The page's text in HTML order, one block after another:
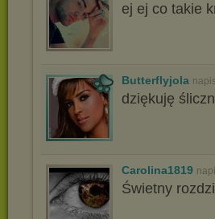
ej ej co takie
Butterflyjola
dziękuję
Carolina1819
Świetny